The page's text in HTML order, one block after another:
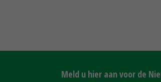
Meld u hier aan voor de